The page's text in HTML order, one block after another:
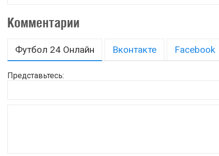
Комментарии
Футбол 24 Онлайн Вконтакте Facebook
Представьтесь: